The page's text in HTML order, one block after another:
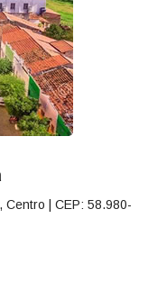
Centro | CEP: 58.980-